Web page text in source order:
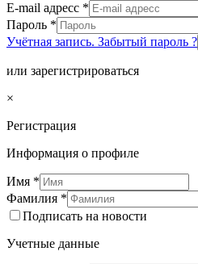
E-mail адресс *
Пароль *
Учётная запись. Забытый пароль ?
или зарегистрироваться
×
Регистрация
Информация о профиле
Имя *
Фамилия *
Подписать на новости
Учетные данные